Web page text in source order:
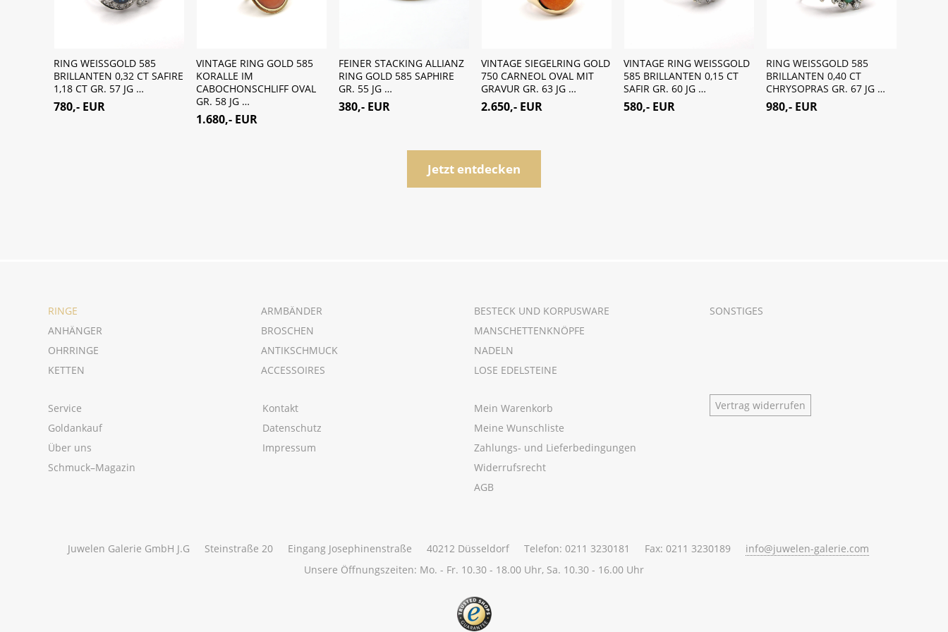
RING WEISSGOLD 585
BRILLANTEN 0,32 CT SAFIRE
1,18 CT GR. 57 JG …
780,- EUR
VINTAGE RING GOLD 585
KORALLE IM
CABOCHONSCHLIFF OVAL
GR. 58 JG …
1.680,- EUR
FEINER STACKING ALLIANZ
RING GOLD 585 SAPHIRE
GR. 55 JG …
380,- EUR
VINTAGE SIEGELRING GOLD
750 CARNEOL OVAL MIT
GRAVUR GR. 63 JG …
2.650,- EUR
VINTAGE RING WEISSGOLD
585 BRILLANTEN 0,15 CT
SAFIR GR. 60 JG …
580,- EUR
RING WEISSGOLD 585
BRILLANTEN 0,40 CT
CHRYSOPRAS GR. 67 JG …
980,- EUR
Jetzt entdecken
RINGE
ANHÄNGER
OHRRINGE
KETTEN
ARMBÄNDER
BROSCHEN
ANTIKSCHMUCK
ACCESSOIRES
BESTECK UND KORPUSWARE
MANSCHETTENKNÖPFE
NADELN
LOSE EDELSTEINE
SONSTIGES
Service
Goldankauf
Über uns
Schmuck–Magazin
Kontakt
Datenschutz
Impressum
Mein Warenkorb
Meine Wunschliste
Zahlungs- und Lieferbedingungen
Widerrufsrecht
AGB
Vertrag widerrufen
Juwelen Galerie GmbH J.G Steinstraße 20 Eingang Josephinenstraße 40212 Düsseldorf Telefon: 0211 3230181 Fax: 0211 3230189
info@juwelen-galerie.com
Unsere Öffnungszeiten: Mo. - Fr. 10.30 - 18.00 Uhr, Sa. 10.30 - 16.00 Uhr